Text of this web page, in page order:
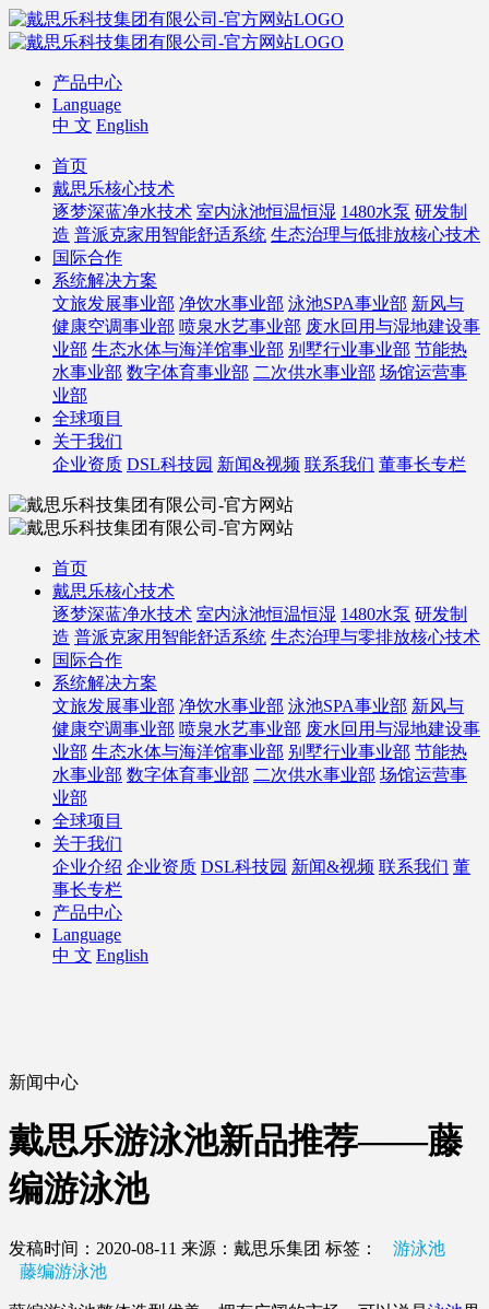
产品中心
Language
中 文 English
首页
戴思乐核心技术
逐梦深蓝净水技术 室内泳池恒温恒湿 1480水泵 研发制
造 普派克家用智能舒适系统 生态治理与低排放核心技术
国际合作
系统解决方案
文旅发展事业部 净饮水事业部 泳池SPA事业部 新风与
健康空调事业部 喷泉水艺事业部 废水回用与湿地建设事
业部 生态水体与海洋馆事业部 别墅行业事业部 节能热
水事业部 数字体育事业部 二次供水事业部 场馆运营事
业部
全球项目
关于我们
企业资质 DSL科技园 新闻&视频 联系我们 董事长专栏
首页
戴思乐核心技术
逐梦深蓝净水技术 室内泳池恒温恒湿 1480水泵 研发制
造 普派克家用智能舒适系统 生态治理与零排放核心技术
国际合作
系统解决方案
文旅发展事业部 净饮水事业部 泳池SPA事业部 新风与
健康空调事业部 喷泉水艺事业部 废水回用与湿地建设事
业部 生态水体与海洋馆事业部 别墅行业事业部 节能热
水事业部 数字体育事业部 二次供水事业部 场馆运营事
业部
全球项目
关于我们
企业介绍 企业资质 DSL科技园 新闻&视频 联系我们 董
事长专栏
产品中心
Language
中 文 English
新闻中心
戴思乐游泳池新品推荐——藤
编游泳池
发稿时间：2020-08-11 来源：戴思乐集团 标签：
游泳池
藤编游泳池